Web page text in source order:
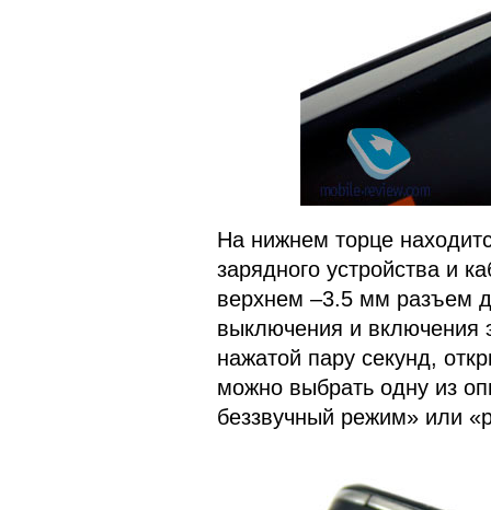
На нижнем торце
зарядного устройства и
верхнем –3.5 мм разъем
выключения и включения
нажатой пару секунд,
можно выбрать одну из
беззвучный режим» или